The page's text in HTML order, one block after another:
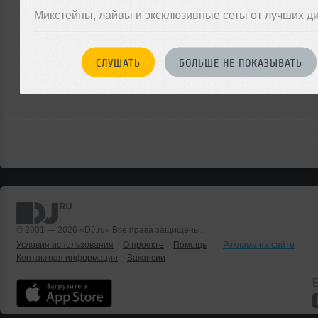
Микстейпы, лайвы и эксклюзивные сеты от лучших
СЛУШАТЬ БОЛЬШЕ НЕ ПОКАЗЫВАТЬ
Или
войдите на сайт
© 2001 — 2026 «DJ.ru» Все права защищены.
Условия использования
О проекте Помощь
Реклама на сайте
Контактная информация
Вакансии